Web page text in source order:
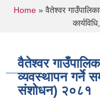
You are
Home » वैतेश्वर
वैतेश्वर
व्यवस्थापन गर्ने
संशोधन) २०८१